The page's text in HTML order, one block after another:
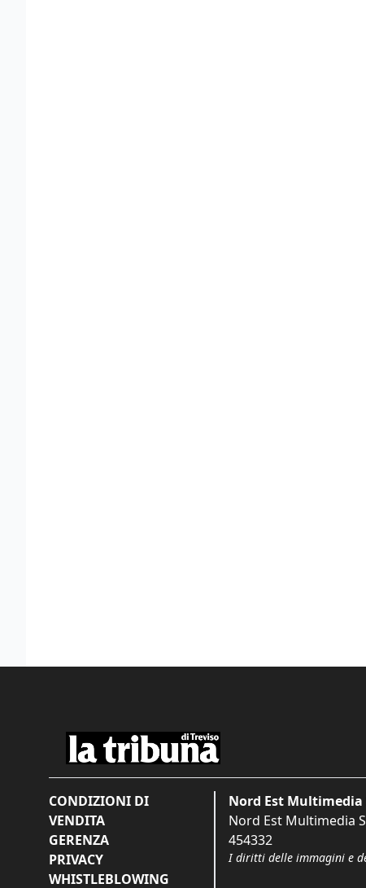
CONDIZIONI DI
VENDITA
GERENZA
PRIVACY
WHISTLEBLOWING
Nord Est Multimedia
Nord Est Multimedia
454332
I diritti delle immagini e